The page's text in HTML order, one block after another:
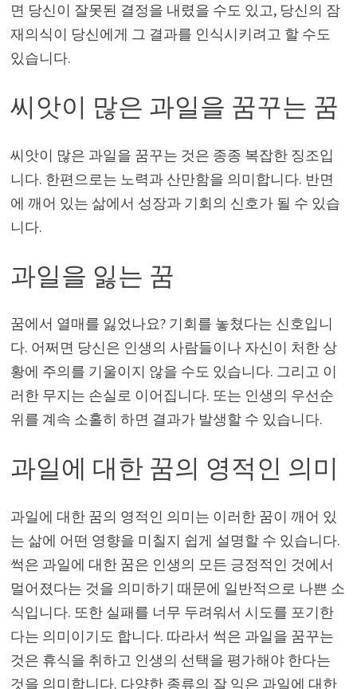
면 당신이 잘못된 결정을 내렸을 수도 있고, 당신의 잠
재의식이 당신에게 그 결과를 인식시키려고 할 수도
있습니다.
씨앗이 많은 과일을 꿈꾸는 꿈
씨앗이 많은 과일을 꿈꾸는 것은 종종 복잡한 징조입
니다. 한편으로는 노력과 산만함을 의미합니다. 반면
에 깨어 있는 삶에서 성장과 기회의 신호가 될 수 있습
니다.
과일을 잃는 꿈
꿈에서 열매를 잃었나요? 기회를 놓쳤다는 신호입니
다. 어쩌면 당신은 인생의 사람들이나 자신이 처한 상
황에 주의를 기울이지 않을 수도 있습니다. 그리고 이
러한 무지는 손실로 이어집니다. 또는 인생의 우선순
위를 계속 소홀히 하면 결과가 발생할 수 있습니다.
과일에 대한 꿈의 영적인 의미
과일에 대한 꿈의 영적인 의미는 이러한 꿈이 깨어 있
는 삶에 어떤 영향을 미칠지 쉽게 설명할 수 있습니다.
썩은 과일에 대한 꿈은 인생의 모든 긍정적인 것에서
멀어졌다는 것을 의미하기 때문에 일반적으로 나쁜 소
식입니다. 또한 실패를 너무 두려워서 시도를 포기한
다는 의미이기도 합니다. 따라서 썩은 과일을 꿈꾸는
것은 휴식을 취하고 인생의 선택을 평가해야 한다는
것을 의미합니다. 다양한 종류의 잘 익은 과일에 대한